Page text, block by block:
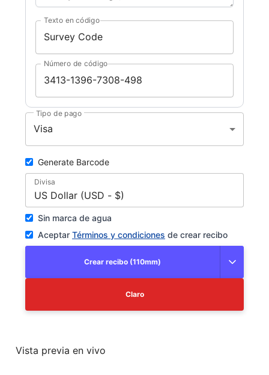
Texto en código
Número de código
Tipo de pago
Visa
Generate Barcode
Divisa
US Dollar (USD - $)
Sin marca de agua
Aceptar Términos y condiciones de crear recibo
Crear recibo (110mm)
Claro
Vista previa en vivo